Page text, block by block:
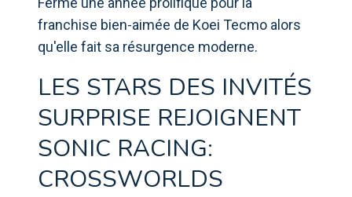
franchise bien-aimée de Koei Tecmo alors
qu'elle fait sa résurgence moderne.
LES STARS DES INVITÉS
SURPRISE REJOIGNENT
SONIC RACING:
CROSSWORLDS